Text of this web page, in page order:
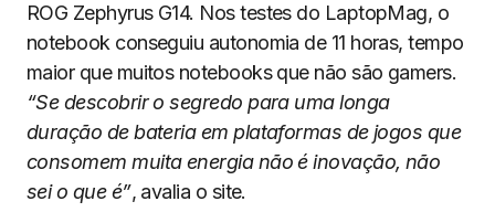
ROG Zephyrus G14. Nos testes do LaptopMag, o
notebook conseguiu autonomia de 11 horas, tempo
maior que muitos notebooks que não são gamers.
“Se descobrir o segredo para uma longa
duração de bateria em plataformas de jogos que
consomem muita energia não é inovação, não
sei o que é”, avalia o site.